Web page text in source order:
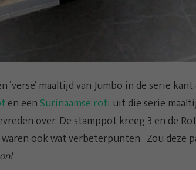
‘verse’ maaltijd van Jumbo in de serie
en een Surinaamse roti uit die serie
over. De stamppot kreeg 3 en de
ook wat verbeterpunten. Zou deze